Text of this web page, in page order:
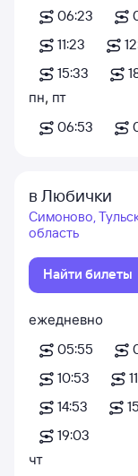
06:23
11:23
15:33
пн, пт
06:53
в Любички
Симоново,
область
Найти билеты
ежедневно
05:55
10:53
14:53
19:03
чт